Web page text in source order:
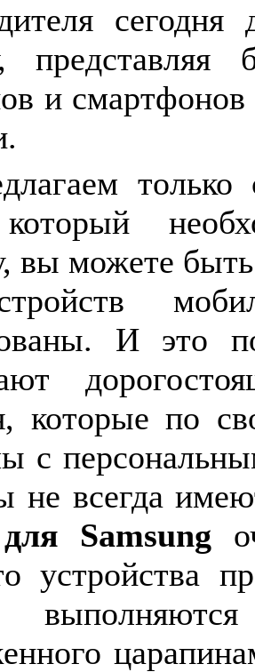
и
только
вы можете
И это
которые по
с
не всегда
Samsung
устройства